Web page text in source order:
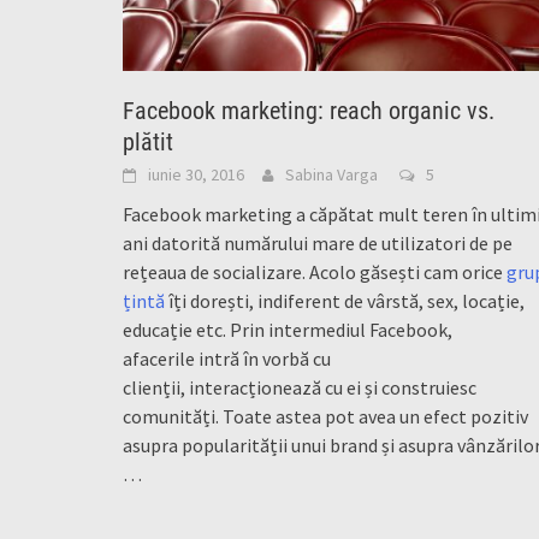
Facebook marketing: reach organic vs.
plătit
iunie 30, 2016 Sabina Varga 5
Facebook marketing a căpătat mult teren în
ani datorită numărului mare de utilizatori de pe
rețeaua de socializare. Acolo găsești cam orice
țintă îți dorești, indiferent de vârstă, sex, locație,
educație etc. Prin intermediul Facebook,
afacerile intră în vorbă cu
clienții, interacționează cu ei și construiesc
comunități. Toate astea pot avea un efect pozitiv
asupra popularității unui brand și asupra
…